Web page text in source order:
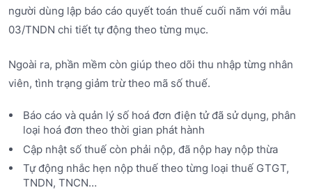
người dùng lập báo cáo quyết toán thuế cuối năm với mẫu
03/TNDN chi tiết tự động theo từng mục.
Ngoài ra, phần mềm còn giúp theo dõi thu nhập từng nhân
viên, tình trạng giảm trừ theo mã số thuế.
Báo cáo và quản lý số hoá đơn điện tử đã sử dụng, phân
loại hoá đơn theo thời gian phát hành
Cập nhật số thuế còn phải nộp, đã nộp hay nộp thừa
Tự động nhắc hẹn nộp thuế theo từng loại thuế GTGT,
TNDN, TNCN…